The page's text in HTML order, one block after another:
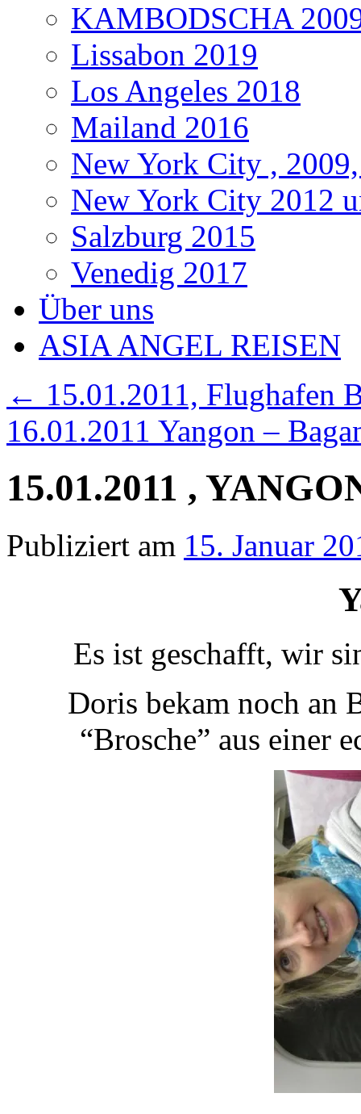
KAMBODSCHA
Lissabon 2019
Los Angeles 2018
Mailand 2016
New York City ,
New York City 2012
Salzburg 2015
Venedig 2017
Über uns
ASIA ANGEL REISEN
← 15.01.2011, Flughafen
16.01.2011 Yangon –
15.01.2011 ,
Publiziert am 15. Januar
Es ist geschafft, wir
Doris bekam noch an
“Brosche” aus einer